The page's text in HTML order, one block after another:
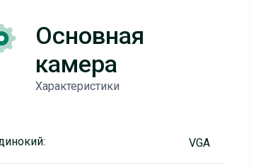
Основная
камера
Характеристики
VGA